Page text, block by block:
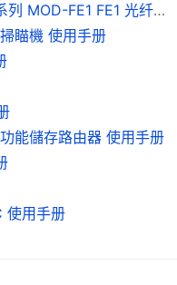
北京英迈达科技有限公司 MIDAS 系列 MOD-FE1 FE1 光纤调制解调器 说明书
瞄機 使用手册
能儲存路由器 使用手册
用手册